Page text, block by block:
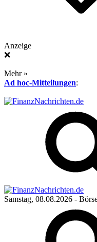
Anzeige
❌
Mehr »
Ad hoc-Mitteilungen:
Samstag, 08.08.2026 -